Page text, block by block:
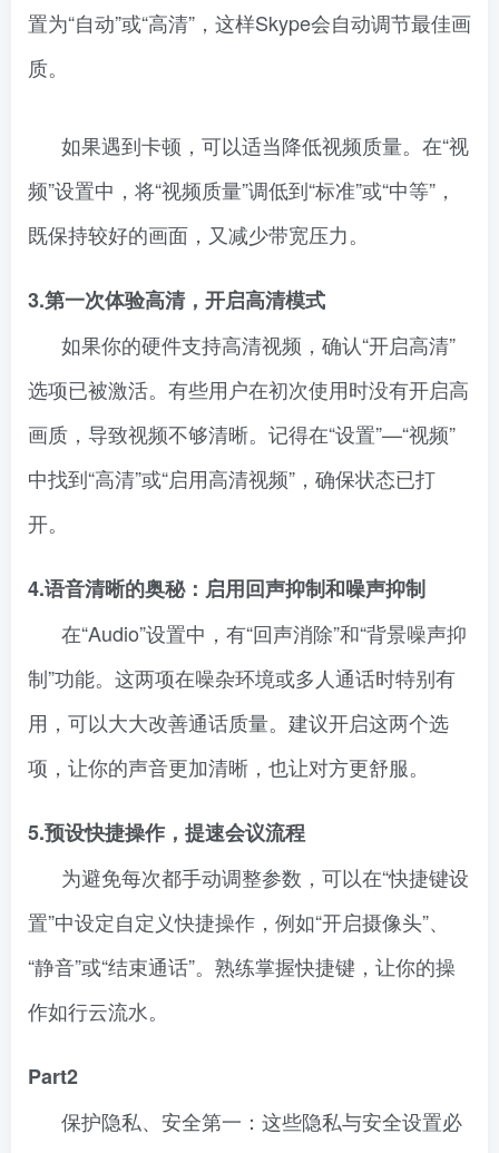
置为“自动”或“高清”，这样Skype会自动调节最佳画
质。
如果遇到卡顿，可以适当降低视频质量。在“视
频”设置中，将“视频质量”调低到“标准”或“中等”，
既保持较好的画面，又减少带宽压力。
3.第一次体验高清，开启高清模式
如果你的硬件支持高清视频，确认“开启高清”
选项已被激活。有些用户在初次使用时没有开启高
画质，导致视频不够清晰。记得在“设置”—“视频”
中找到“高清”或“启用高清视频”，确保状态已打
开。
4.语音清晰的奥秘：启用回声抑制和噪声抑制
在“Audio”设置中，有“回声消除”和“背景噪声抑
制”功能。这两项在噪杂环境或多人通话时特别有
用，可以大大改善通话质量。建议开启这两个选
项，让你的声音更加清晰，也让对方更舒服。
5.预设快捷操作，提速会议流程
为避免每次都手动调整参数，可以在“快捷键设
置”中设定自定义快捷操作，例如“开启摄像头”、
“静音”或“结束通话”。熟练掌握快捷键，让你的操
作如行云流水。
Part2
保护隐私、安全第一：这些隐私与安全设置必